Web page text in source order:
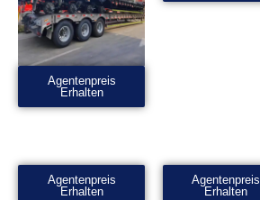
Agentenpreis
Erhalten
Agentenpreis
Erhalten
Agentenpreis
Erhalten